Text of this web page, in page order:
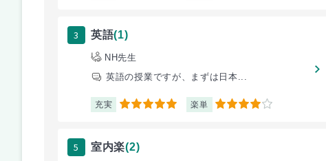
3 英語(1)
NH先生
英語の授業ですが、まずは日本...
充実 5 楽単 4
5 室内楽(2)